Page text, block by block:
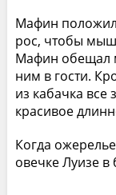
Мафин положил
рос, чтобы
Мафин обещал
ним в гости.
из кабачка
красивое
Когда
овечке Луизе